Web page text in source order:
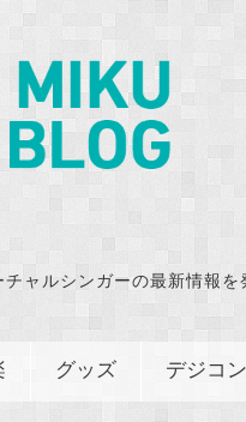
ャルシンガーの最新情報を
グッズ デジコン